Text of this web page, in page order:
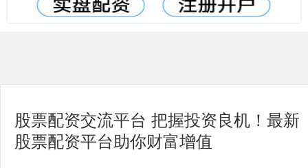
股票配资交流平台 把握投资良机！最新
股票配资平台助你财富增值